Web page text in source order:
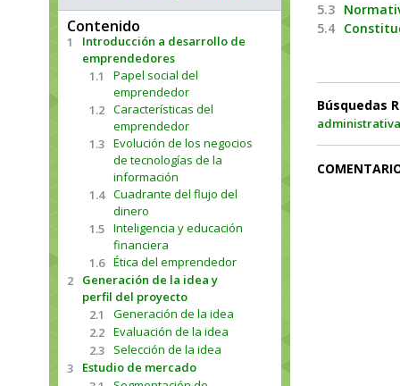
Contenido
1
Introducción a desarrollo de
emprendedores
1.1
Papel social del
emprendedor
1.2 Características del
emprendedor
1.3 Evolución de los negocios
de tecnologías de la
información
1.4 Cuadrante del flujo del
dinero
1.5 Inteligencia y educación
financiera
1.6 Ética del emprendedor
2
Generación de la idea y
perfil del proyecto
2.1
Generación de la idea
2.2 Evaluación de la idea
2.3
Selección de la idea
3
Estudio de mercado
5.3
5.4
Búsquedas
administrativa